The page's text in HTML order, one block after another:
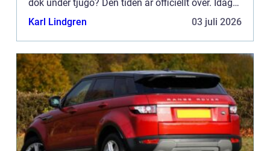
dök under tjugo? Den tiden är officiellt över. Idag
är r&au...
Karl Lindgren 03 juli 2026